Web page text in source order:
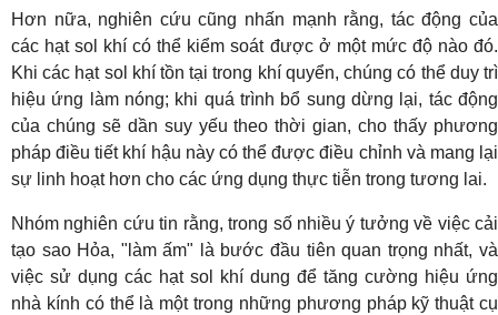
Hơn nữa, nghiên cứu cũng nhấn mạnh rằng, tác động của
các hạt sol khí có thể kiểm soát được ở một mức độ nào đó.
Khi các hạt sol khí tồn tại trong khí quyển, chúng có thể duy trì
hiệu ứng làm nóng; khi quá trình bổ sung dừng lại, tác động
của chúng sẽ dần suy yếu theo thời gian, cho thấy phương
pháp điều tiết khí hậu này có thể được điều chỉnh và mang lại
sự linh hoạt hơn cho các ứng dụng thực tiễn trong tương lai.
Nhóm nghiên cứu tin rằng, trong số nhiều ý tưởng về việc cải
tạo sao Hỏa, "làm ấm" là bước đầu tiên quan trọng nhất, và
việc sử dụng các hạt sol khí dung để tăng cường hiệu ứng
nhà kính có thể là một trong những phương pháp kỹ thuật cụ